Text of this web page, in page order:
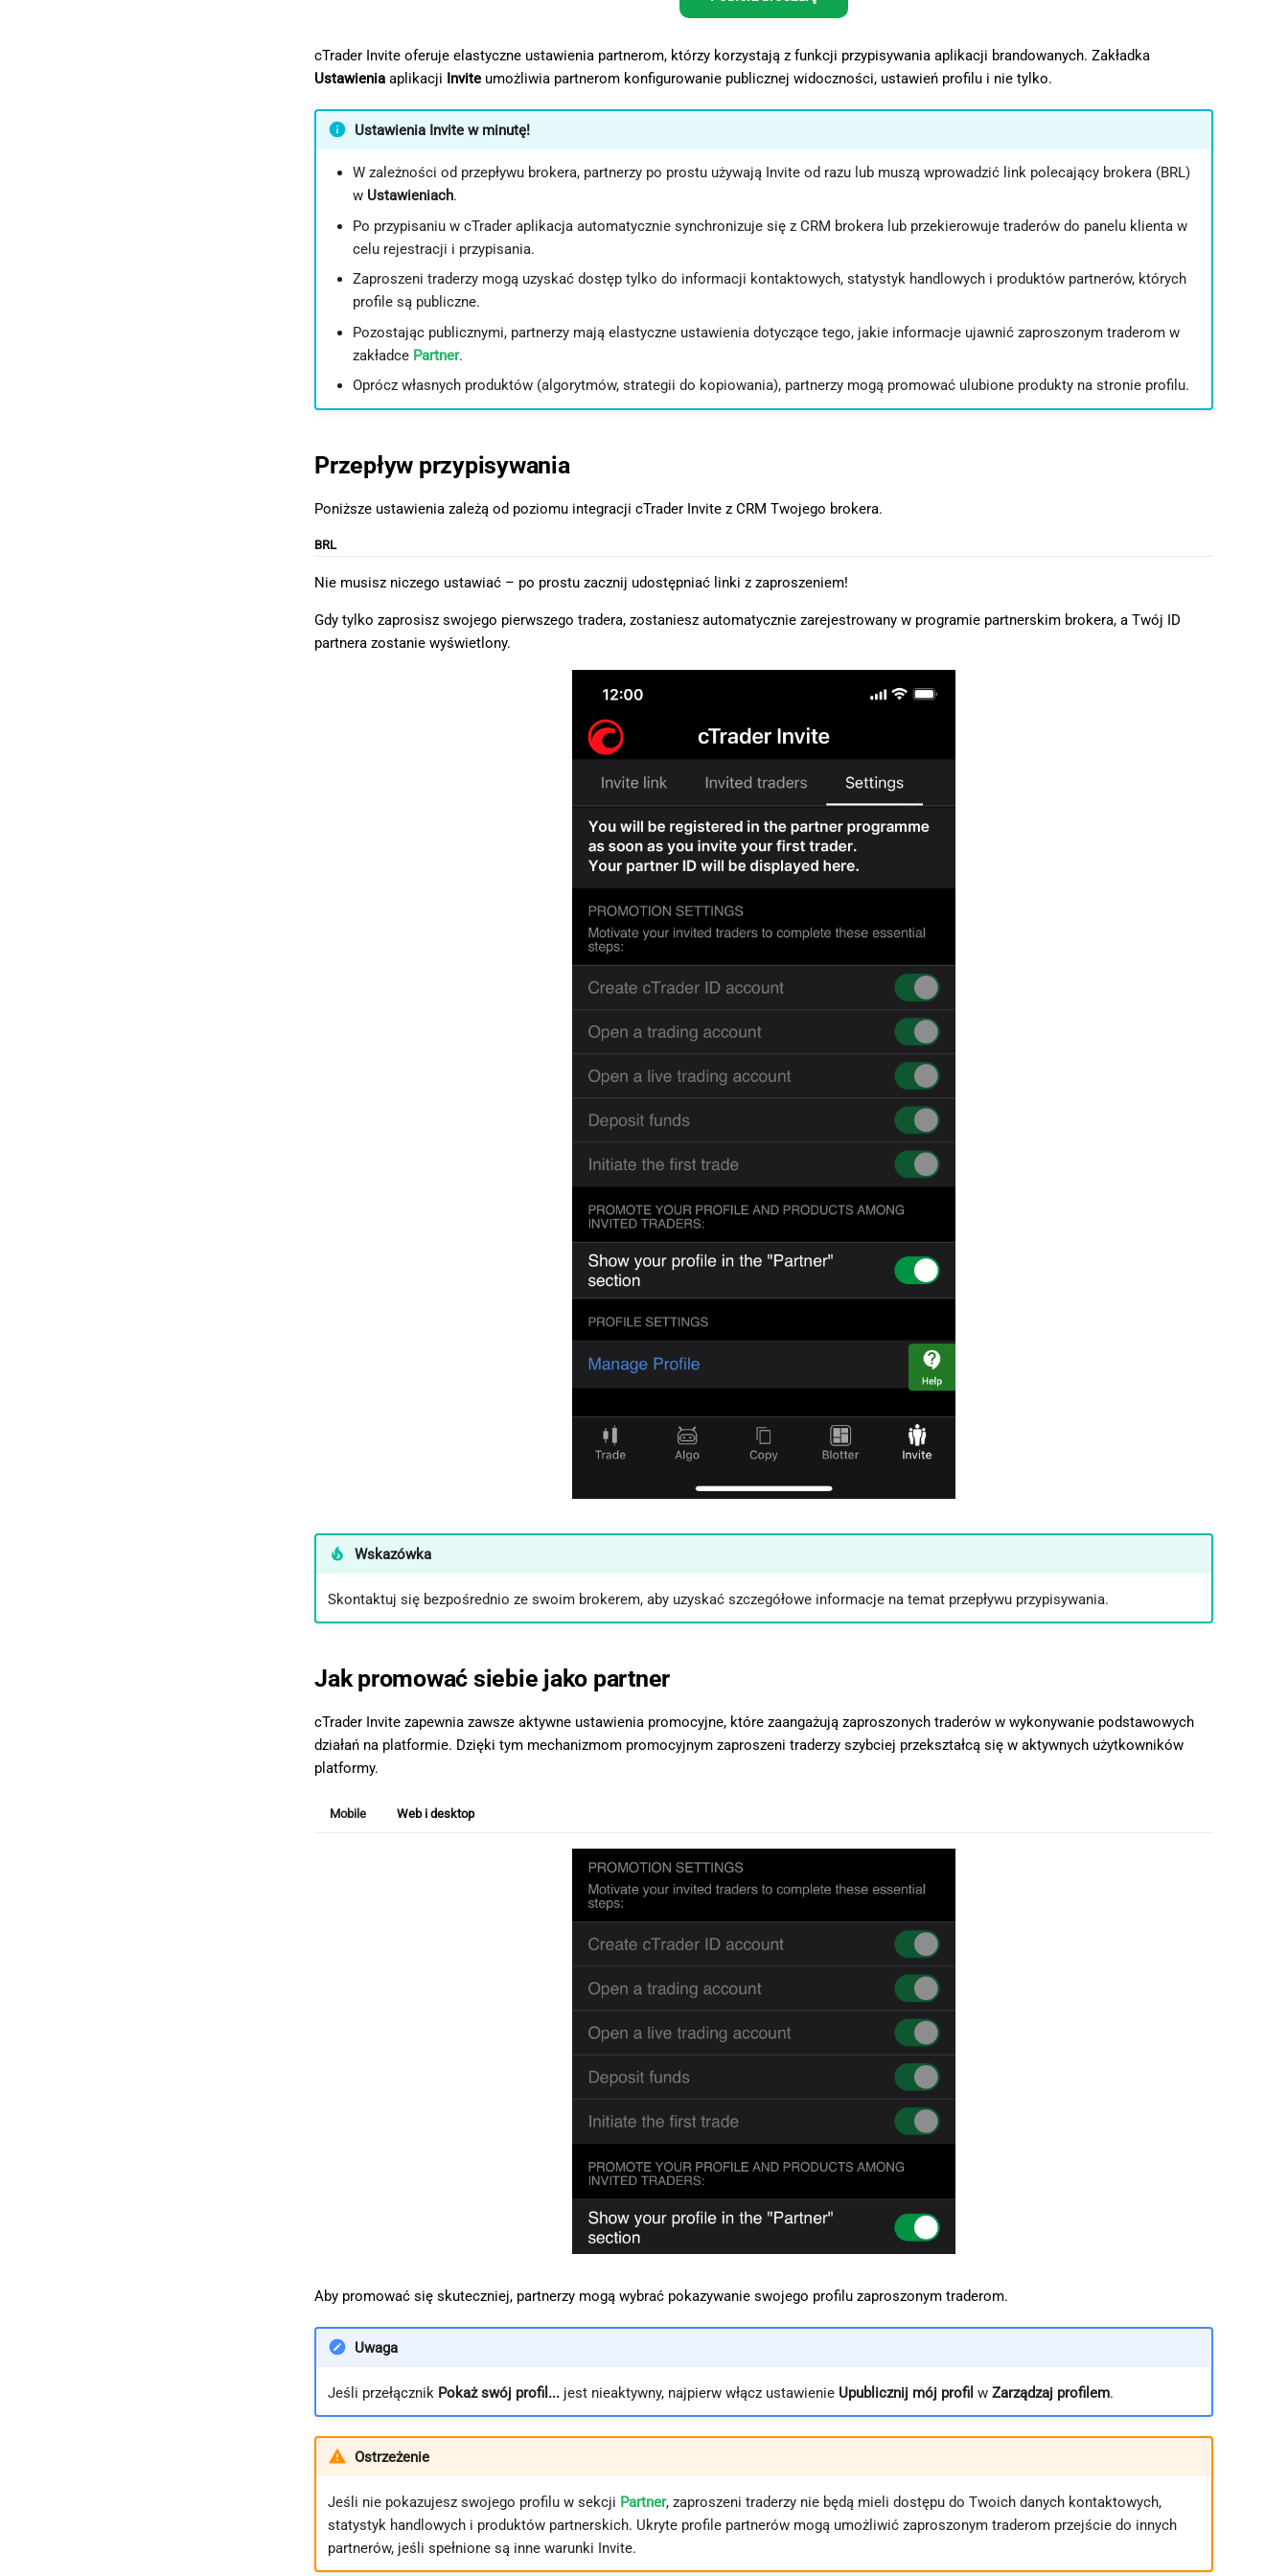
cTrader Invite oferuje elastyczne ustawienia partnerom, którzy korzystają z funkcji przypisywania aplikacji brandowanych. Zakładka
Ustawienia aplikacji Invite umożliwia partnerom konfigurowanie publicznej widoczności, ustawień profilu i nie tylko.
Ustawienia Invite w minutę!
W zależności od przepływu brokera, partnerzy po prostu używają Invite od razu lub muszą wprowadzić link polecający brokera (BRL)
w Ustawieniach.
Po przypisaniu w cTrader aplikacja automatycznie synchronizuje się z CRM brokera lub przekierowuje traderów do panelu klienta w
celu rejestracji i przypisania.
Zaproszeni traderzy mogą uzyskać dostęp tylko do informacji kontaktowych, statystyk handlowych i produktów partnerów, których
profile są publiczne.
Pozostając publicznymi, partnerzy mają elastyczne ustawienia dotyczące tego, jakie informacje ujawnić zaproszonym traderom w
zakładce Partner.
Oprócz własnych produktów (algorytmów, strategii do kopiowania), partnerzy mogą promować ulubione produkty na stronie profilu.
Przepływ przypisywania
Poniższe ustawienia zależą od poziomu integracji cTrader Invite z CRM Twojego brokera.
BRL
Nie musisz niczego ustawiać – po prostu zacznij udostępniać linki z zaproszeniem!
Gdy tylko zaprosisz swojego pierwszego tradera, zostaniesz automatycznie zarejestrowany w programie partnerskim brokera, a Twój ID
partnera zostanie wyświetlony.
Wskazówka
Skontaktuj się bezpośrednio ze swoim brokerem, aby uzyskać szczegółowe informacje na temat przepływu przypisywania.
Jak promować siebie jako partner
cTrader Invite zapewnia zawsze aktywne ustawienia promocyjne, które zaangażują zaproszonych traderów w wykonywanie podstawowych
działań na platformie. Dzięki tym mechanizmom promocyjnym zaproszeni traderzy szybciej przekształcą się w aktywnych użytkowników
platformy.
Mobile Web i desktop
Aby promować się skuteczniej, partnerzy mogą wybrać pokazywanie swojego profilu zaproszonym traderom.
Uwaga
Jeśli przełącznik Pokaż swój profil...jest nieaktywny, najpierw włącz ustawienie Upublicznij mój profil w Zarządzaj profilem.
Ostrzeżenie
Jeśli nie pokazujesz swojego profilu w sekcji Partner, zaproszeni traderzy nie będą mieli dostępu do Twoich danych kontaktowych,
statystyk handlowych i produktów partnerskich. Ukryte profile partnerów mogą umożliwić zaproszonym traderom przejście do innych
partnerów, jeśli spełnione są inne warunki Invite.